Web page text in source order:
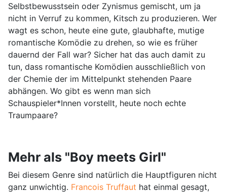
Selbstbewusstsein oder Zynismus gemischt, um ja
nicht in Verruf zu kommen, Kitsch zu produzieren. Wer
wagt es schon, heute eine gute, glaubhafte, mutige
romantische Komödie zu drehen, so wie es früher
dauernd der Fall war? Sicher hat das auch damit zu
tun, dass romantische Komödien ausschließlich von
der Chemie der im Mittelpunkt stehenden Paare
abhängen. Wo gibt es wenn man sich
Schauspieler*Innen vorstellt, heute noch echte
Traumpaare?
Mehr als "Boy meets Girl"
Bei diesem Genre sind natürlich die Hauptfiguren nicht
ganz unwichtig. Francois Truffaut hat einmal gesagt,